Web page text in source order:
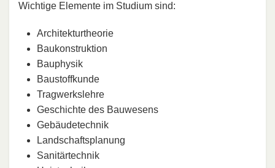
Wichtige Elemente im Studium sind:
Architekturtheorie
Baukonstruktion
Bauphysik
Baustoffkunde
Tragwerkslehre
Geschichte des Bauwesens
Gebäudetechnik
Landschaftsplanung
Sanitärtechnik